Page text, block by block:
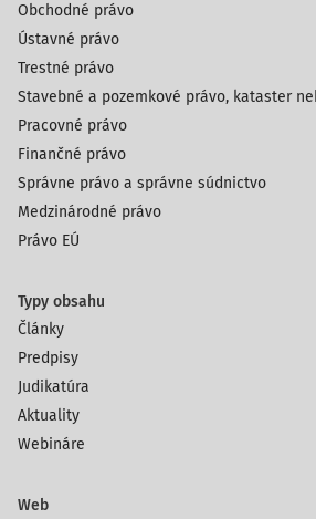
Obchodné právo
Ústavné právo
Trestné právo
Stavebné a pozemkové právo, kataster
Pracovné právo
Finančné právo
Správne právo a správne súdnictvo
Medzinárodné právo
Právo EÚ
Typy obsahu
Články
Predpisy
Judikatúra
Aktuality
Webináre
Web